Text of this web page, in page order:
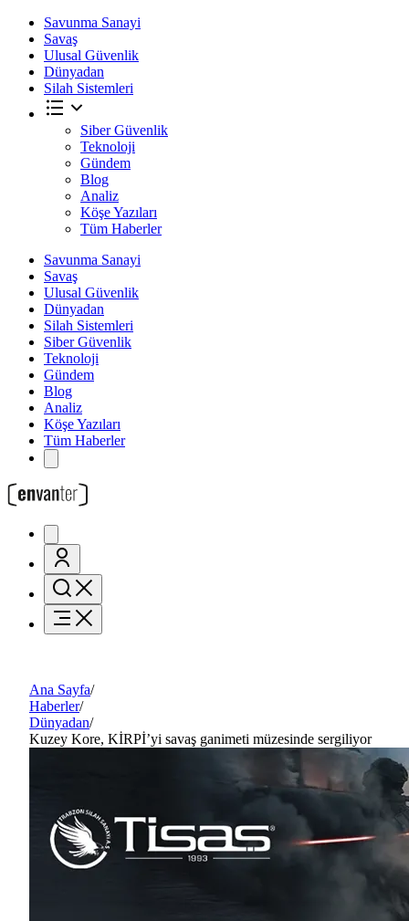
Savunma Sanayi
Savaş
Ulusal Güvenlik
Dünyadan
Silah Sistemleri
Siber Güvenlik
Teknoloji
Gündem
Blog
Analiz
Köşe Yazıları
Tüm Haberler
Savunma Sanayi
Savaş
Ulusal Güvenlik
Dünyadan
Silah Sistemleri
Siber Güvenlik
Teknoloji
Gündem
Blog
Analiz
Köşe Yazıları
Tüm Haberler
Ana Sayfa/
Haberler/
Dünyadan/
Kuzey Kore, KİRPİ’yi savaş ganimeti müzesinde sergiliyor